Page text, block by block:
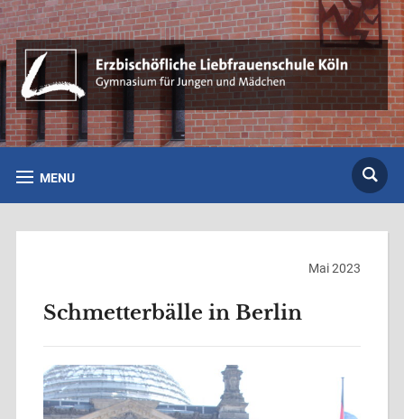
MENU
Mai 2023
Schmetterbälle in Berlin